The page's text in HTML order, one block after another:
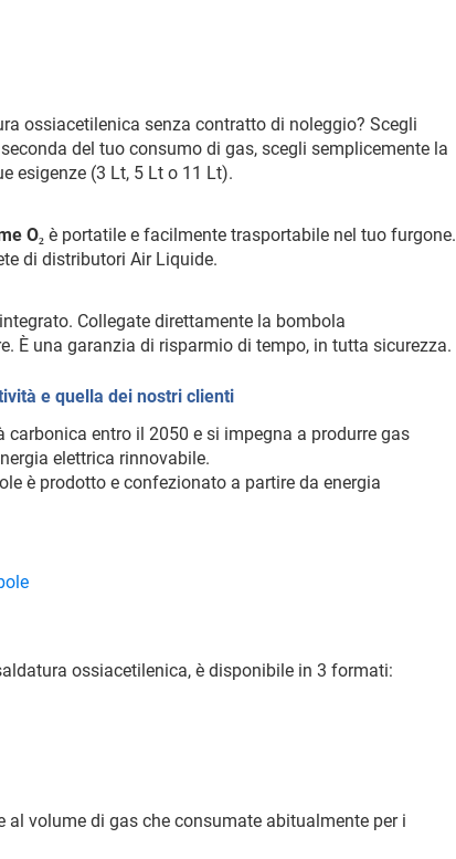
ossiacetilenica senza contratto di noleggio? Scegli
del tuo consumo di gas, scegli semplicemente la
esigenze (3 Lt, 5 Lt o 11 Lt).
O₂ è portatile e facilmente trasportabile nel tuo furgone.
di distributori Air Liquide.
Collegate direttamente la bombola
È una garanzia di risparmio di tempo, in tutta sicurezza.
e quella dei nostri clienti
entro il 2050 e si impegna a produrre gas
elettrica rinnovabile.
è prodotto e confezionato a partire da energia
ossiacetilenica, è disponibile in 3 formati:
volume di gas che consumate abitualmente per i